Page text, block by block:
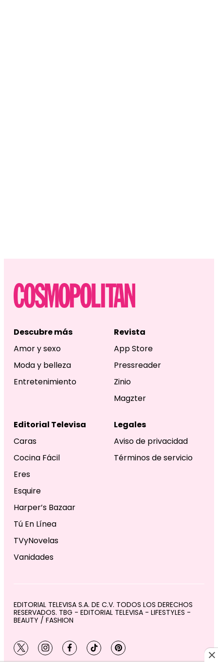
Descubre más
Amor y sexo
Moda y belleza
Entretenimiento
Revista
App Store
Pressreader
Zinio
Magzter
Editorial Televisa
Caras
Cocina Fácil
Eres
Esquire
Harper’s Bazaar
Tú En Línea
TVyNovelas
Vanidades
Legales
Aviso de privacidad
Términos de servicio
EDITORIAL TELEVISA S.A. DE C.V. TODOS LOS DERECHOS
RESERVADOS. TBG - EDITORIAL TELEVISA - LIFESTYLES -
BEAUTY / FASHION
twitterinstagram
facebooktiktokpinterest